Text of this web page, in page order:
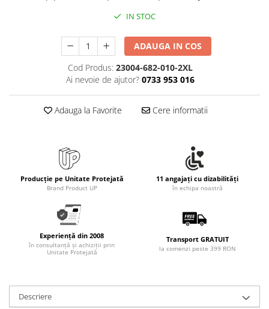
IN STOC
ADAUGA IN COS
Cod Produs: 23004-682-010-2XL
Ai nevoie de ajutor? 0733 953 016
Adauga la Favorite Cere informatii
Producție pe Unitate Protejată
Brand Product UP
11 angajați cu dizabilități
în echipa noastră
Experiență din 2008
în consultanță și achiziții prin
Unitate Protejată
Transport GRATUIT
la comenzi peste 399 RON
Descriere